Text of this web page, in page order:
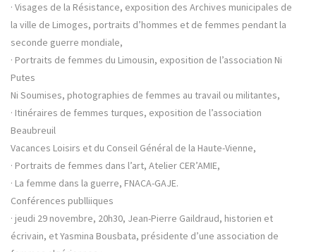
· Visages de la Résistance, exposition des Archives municipales de
la ville de Limoges, portraits d’hommes et de femmes pendant la
seconde guerre mondiale,
· Portraits de femmes du Limousin, exposition de l’association Ni
Putes
Ni Soumises, photographies de femmes au travail ou militantes,
· Itinéraires de femmes turques, exposition de l’association
Beaubreuil
Vacances Loisirs et du Conseil Général de la Haute-Vienne,
· Portraits de femmes dans l’art, Atelier CER’AMIE,
· La femme dans la guerre, FNACA-GAJE.
Conférences publliiques
· jeudi 29 novembre, 20h30, Jean-Pierre Gaildraud, historien et
écrivain, et Yasmina Bousbata, présidente d’une association de